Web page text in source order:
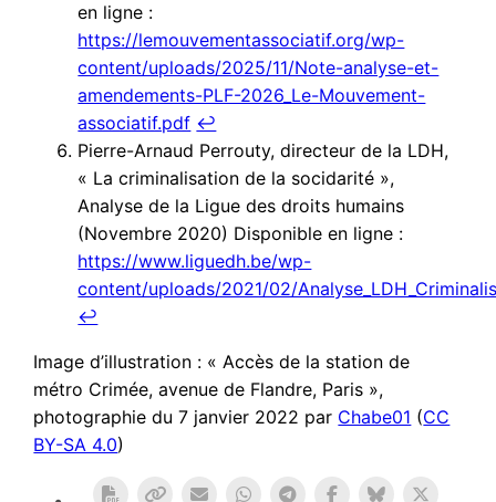
en ligne :
https://lemouvementassociatif.org/wp-
content/uploads/2025/11/Note-analyse-et-
amendements-PLF-2026_Le-Mouvement-
associatif.pdf ↩︎
Pierre-Arnaud Perrouty, directeur de la LDH,
« La criminalisation de la socidarité »,
Analyse de la Ligue des droits humains
(Novembre 2020) Disponible en ligne :
https://www.liguedh.be/wp-
content/uploads/2021/02/
↩︎
Image d’illustration : « Accès de la station de
métro Crimée, avenue de Flandre, Paris »,
photographie du 7 janvier 2022 par Chabe01 (CC
BY-SA 4.0)